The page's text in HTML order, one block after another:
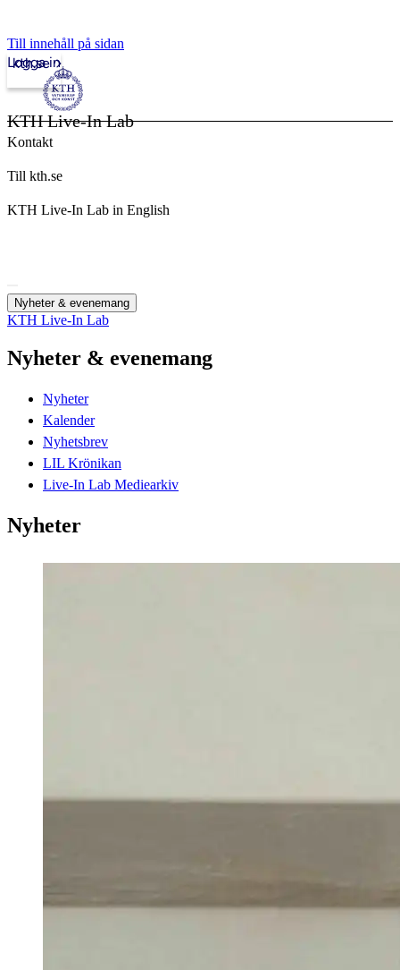
Till innehåll på sidan
kth.se
Logga in
KTH Live-In Lab
Kontakt
Till kth.se
KTH Live-In Lab in English
Nyheter & evenemang
KTH Live-In Lab
Nyheter & evenemang
Nyheter
Kalender
Nyhetsbrev
LIL Krönikan
Live-In Lab Mediearkiv
Nyheter